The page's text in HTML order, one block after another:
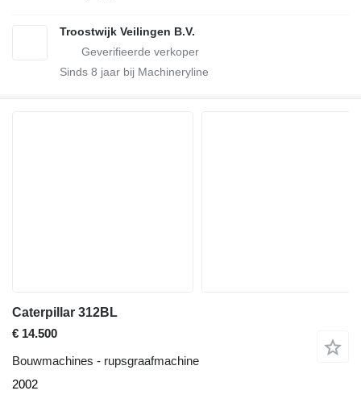
Troostwijk Veilingen B.V.
Sinds 8 jaar bij Machineryline
Caterpillar 312BL
€ 14.500
Bouwmachines - rupsgraafmachine
2002